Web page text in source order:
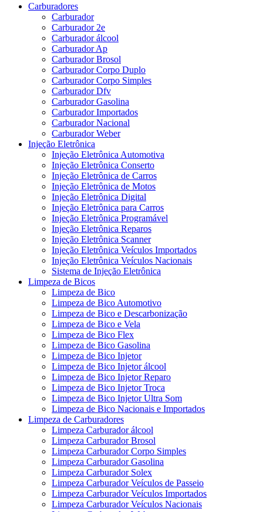
Carburadores
Carburador
Carburador 2e
Carburador álcool
Carburador Ap
Carburador Brosol
Carburador Corpo Duplo
Carburador Corpo Simples
Carburador Dfv
Carburador Gasolina
Carburador Importados
Carburador Nacional
Carburador Weber
Injeção Eletrônica
Injeção Eletrônica Automotiva
Injeção Eletrônica Conserto
Injeção Eletrônica de Carros
Injeção Eletrônica de Motos
Injeção Eletrônica Digital
Injeção Eletrônica para Carros
Injeção Eletrônica Programável
Injeção Eletrônica Reparos
Injeção Eletrônica Scanner
Injeção Eletrônica Veículos Importados
Injeção Eletrônica Veículos Nacionais
Sistema de Injeção Eletrônica
Limpeza de Bicos
Limpeza de Bico
Limpeza de Bico Automotivo
Limpeza de Bico e Descarbonização
Limpeza de Bico e Vela
Limpeza de Bico Flex
Limpeza de Bico Gasolina
Limpeza de Bico Injetor
Limpeza de Bico Injetor álcool
Limpeza de Bico Injetor Reparo
Limpeza de Bico Injetor Troca
Limpeza de Bico Injetor Ultra Som
Limpeza de Bico Nacionais e Importados
Limpeza de Carburadores
Limpeza Carburador álcool
Limpeza Carburador Brosol
Limpeza Carburador Corpo Simples
Limpeza Carburador Gasolina
Limpeza Carburador Solex
Limpeza Carburador Veículos de Passeio
Limpeza Carburador Veículos Importados
Limpeza Carburador Veículos Nacionais